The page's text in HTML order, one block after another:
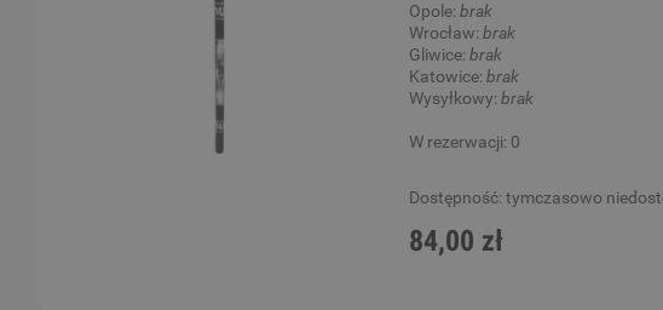
Opole:brak
Wrocław:brak
Gliwice:brak
Katowice:brak
Wysyłkowy:brak
W rezerwacji: 0
Dostępność: tymczasowo
84,00 zł